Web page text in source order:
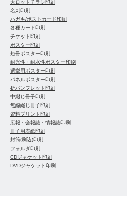
大ロットチラシ印刷
名刺印刷
ハガキ/ポストカード印刷
各種カード印刷
チケット印刷
ポスター印刷
短冊ポスター印刷
耐光性・耐水性ポスター印刷
選挙用ポスター印刷
パネルポスター印刷
折パンフレット印刷
中綴じ冊子印刷
無線綴じ冊子印刷
資料プリント印刷
広報・会報誌・情報誌印刷
冊子用表紙印刷
封筒(刷込)印刷
フォルダ印刷
CDジャケット印刷
DVDジャケット印刷